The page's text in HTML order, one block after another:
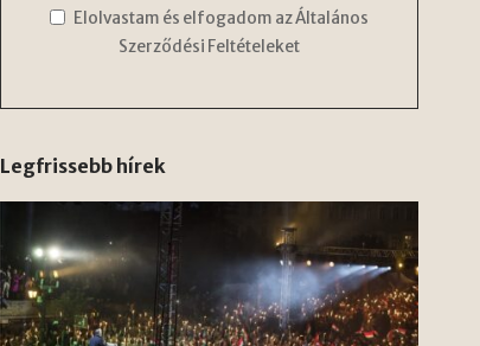
Elolvastam és elfogadom az Általános
Szerződési Feltételeket
Legfrissebb hírek